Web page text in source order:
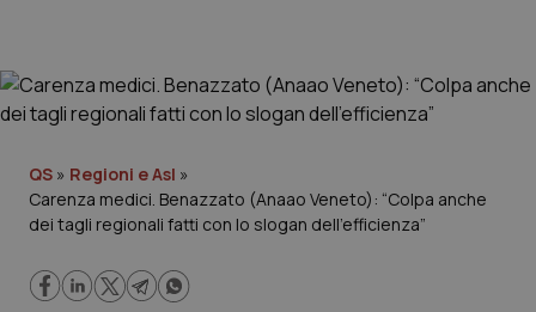
Governo e Parlamento
Regioni e Asl
QS » Regioni e Asl »
Carenza medici. Benazzato (Anaao Veneto): “Colpa anche
dei tagli regionali fatti con lo slogan dell’efficienza”